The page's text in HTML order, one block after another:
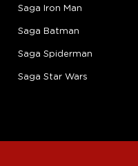
Saga Iron Man
Saga Batman
Saga Spiderman
Saga Star Wars